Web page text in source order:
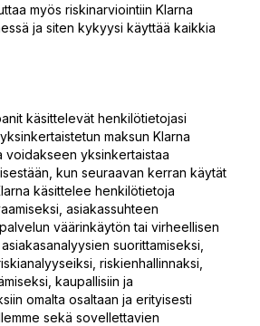
myös riskinarviointiin Klarna
ja siten kykyysi käyttää kaikkia
käsittelevät henkilötietojasi
maksun Klarna
voidakseen yksinkertaistaa
kun seuraavan kerran käytät
käsittelee henkilötietoja
asiakassuhteen
väärinkäytön tai virheellisen
suorittamiseksi,
riskienhallinnaksi,
kaupallisiin ja
omalta osaltaan ja erityisesti
sekä sovellettavien